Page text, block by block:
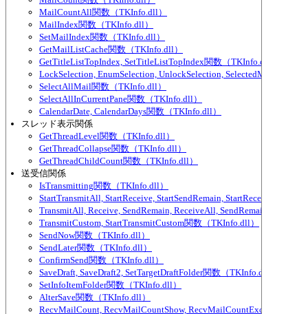
MailCountAll関数（TKInfo.dll）
MailIndex関数（TKInfo.dll）
SetMailIndex関数（TKInfo.dll）
GetMailListCache関数（TKInfo.dll）
GetTitleListTopIndex, SetTitleListTopIndex関数（TKInfo.dll）
LockSelection, EnumSelection, UnlockSelection, SelectedMailCount
SelectAllMail関数（TKInfo.dll）
SelectAllInCurrentPane関数（TKInfo.dll）
CalendarDate, CalendarDays関数（TKInfo.dll）
スレッド表示関係
GetThreadLevel関数（TKInfo.dll）
GetThreadCollapse関数（TKInfo.dll）
GetThreadChildCount関数（TKInfo.dll）
送受信関係
IsTransmitting関数（TKInfo.dll）
StartTransmitAll, StartReceive, StartSendRemain, StartReceiveAll,
TransmitAll, Receive, SendRemain, ReceiveAll, SendRemainAll関数
TransmitCustom, StartTransmitCustom関数（TKInfo.dll）
SendNow関数（TKInfo.dll）
SendLater関数（TKInfo.dll）
ConfirmSend関数（TKInfo.dll）
SaveDraft, SaveDraft2, SetTargetDraftFolder関数（TKInfo.dll）
SetInfoItemFolder関数（TKInfo.dll）
AlterSave関数（TKInfo.dll）
RecvMailCount, RecvMailCountShow,